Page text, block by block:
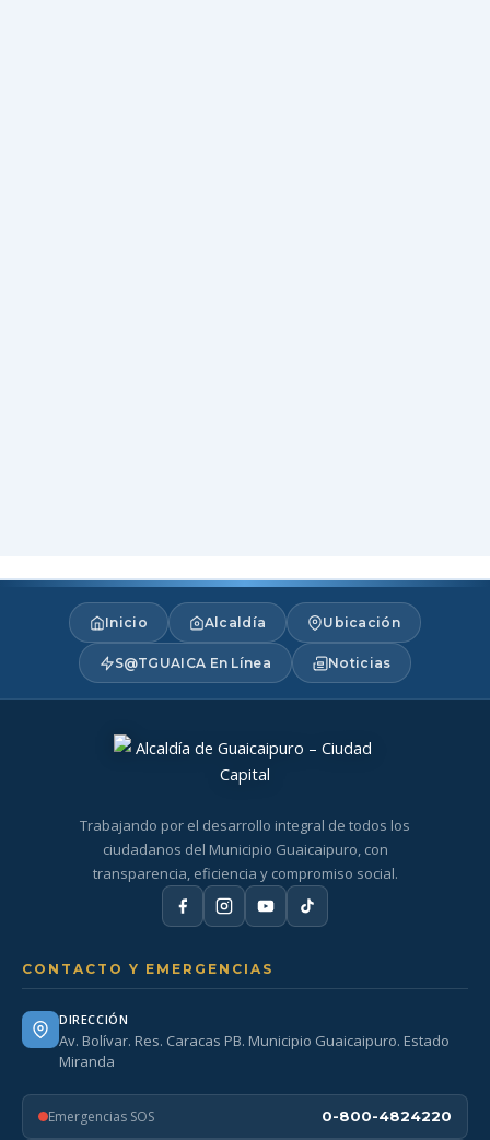
Inicio Alcaldía Ubicación
S@TGUAICA En Línea Noticias
Trabajando por el desarrollo integral de todos los
ciudadanos del Municipio Guaicaipuro, con
transparencia, eficiencia y compromiso social.
CONTACTO Y EMERGENCIAS
DIRECCIÓN
Av. Bolívar. Res. Caracas PB. Municipio Guaicaipuro. Estado
Miranda
Emergencias SOS 0-800-4824220